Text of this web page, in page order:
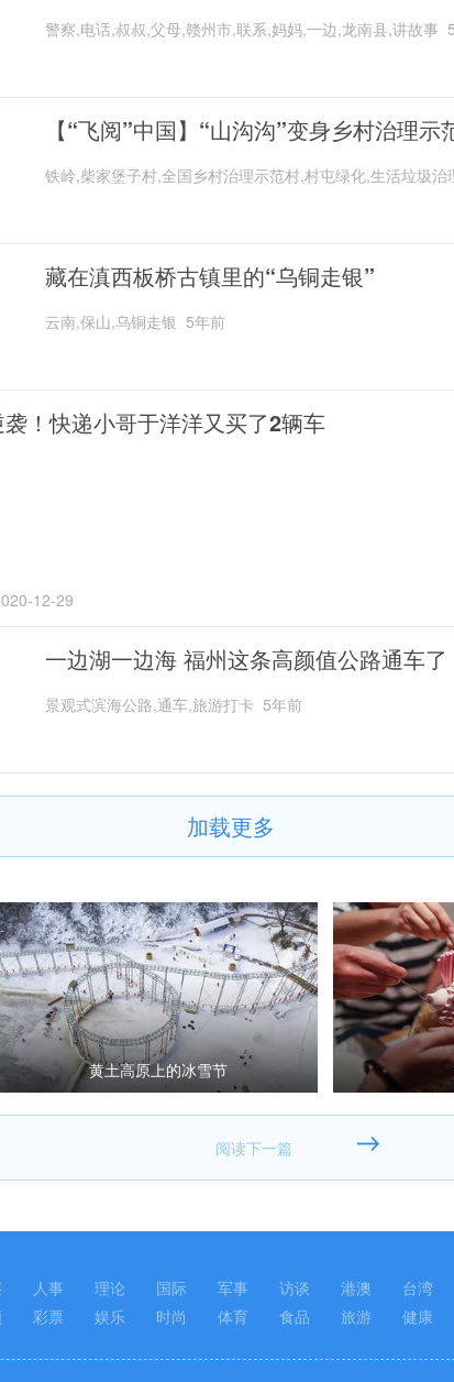
警察,电话,叔叔,父母,赣州市,联系,妈妈,一边,龙南县,讲故事
【“飞阅”中国】“山沟沟”变身乡村治理示
铁岭,柴家堡子村,全国乡村治理示范村,村屯绿化,生活垃圾治
藏在滇西板桥古镇里的“乌铜走银”
云南,保山,乌铜走银 5年前
！快递小哥于洋洋又买了2辆车
12-29
一边湖一边海 福州这条高颜值公路通车了
景观式滨海公路,通车,旅游打卡 5年前
加载更多
黄土高原上的冰雪节
人事 理论 国际 军事 访谈 港澳 台湾
彩票 娱乐 时尚 体育 食品 旅游 健康